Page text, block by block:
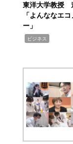
東洋大学教授
「よんななエコ
ー」
ビジネス